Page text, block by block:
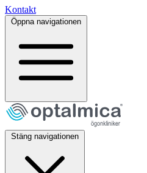
Kontakt
Öppna navigationen
Stäng navigationen